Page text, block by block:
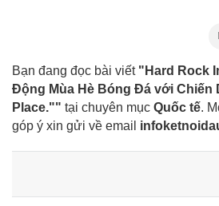
Bạn đang đọc bài viết "Hard Rock
Động Mùa Hè Bóng Đá với Chiến
Place."" tại chuyên mục Quốc tế.
góp ý xin gửi về email